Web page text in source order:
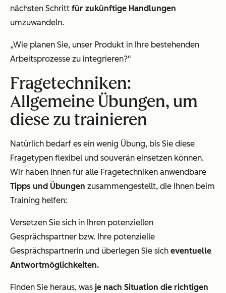
nächsten Schritt für zukünftige Handlungen
umzuwandeln.
„Wie planen Sie, unser Produkt in Ihre bestehenden
Arbeitsprozesse zu integrieren?"
Fragetechniken:
Allgemeine Übungen, um
diese zu trainieren
Natürlich bedarf es ein wenig Übung, bis Sie diese
Fragetypen flexibel und souverän einsetzen können.
Wir haben Ihnen für alle Fragetechniken anwendbare
Tipps und Übungen zusammengestellt, die Ihnen beim
Training helfen:
Versetzen Sie sich in Ihren potenziellen
Gesprächspartner bzw. Ihre potenzielle
Gesprächspartnerin und überlegen Sie sich eventuelle
Antwortmöglichkeiten.
Finden Sie heraus, was je nach Situation die richtigen